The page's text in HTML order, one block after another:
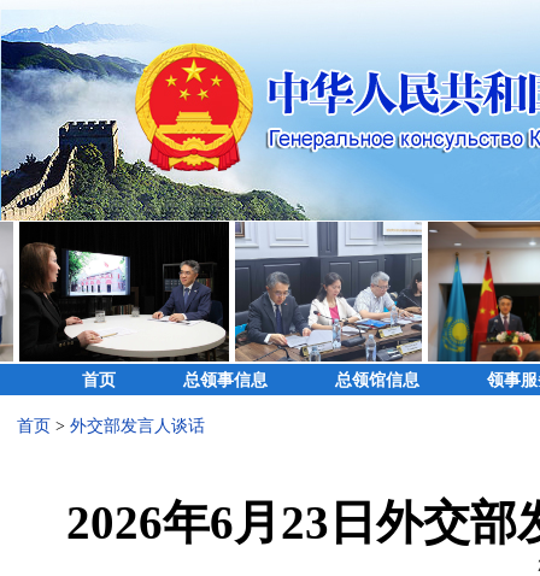
首页 总领事信息 总领馆信息 领事
首页 > 外交部发言人谈话
2026年6月23日外交